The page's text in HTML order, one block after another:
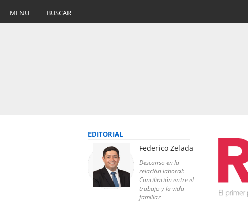
MENU BUSCAR
EDITORIAL
Federico Zelada
Descanso en la
relación laboral:
Conciliación entre el
trabajo y la vida
familiar